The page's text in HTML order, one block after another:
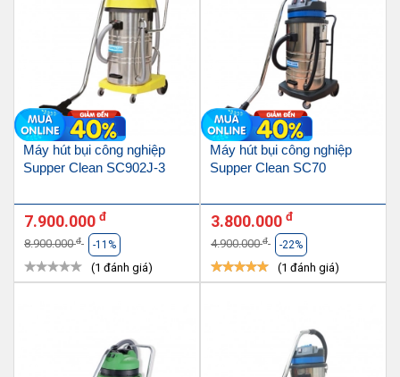
Máy hút bụi công nghiệp
Supper Clean SC902J-3
7.900.000 đ
8.900.000đ -11%
(1 đánh giá)
Máy hút bụi công nghiệp
Supper Clean SC70
3.800.000 đ
4.900.000đ -22%
(1 đánh giá)